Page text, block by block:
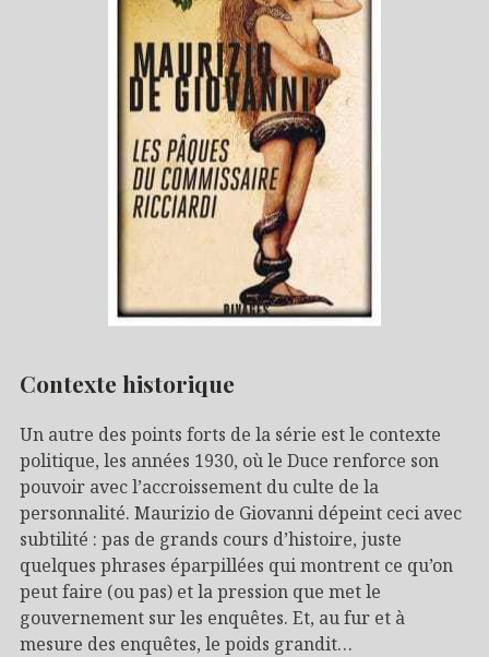
Contexte historique
Un autre des points forts de la série est le contexte
politique, les années 1930, où le Duce renforce son
pouvoir avec l’accroissement du culte de la
personnalité. Maurizio de Giovanni dépeint ceci avec
subtilité : pas de grands cours d’histoire, juste
quelques phrases éparpillées qui montrent ce qu’on
peut faire (ou pas) et la pression que met le
gouvernement sur les enquêtes. Et, au fur et à
mesure des enquêtes, le poids grandit…